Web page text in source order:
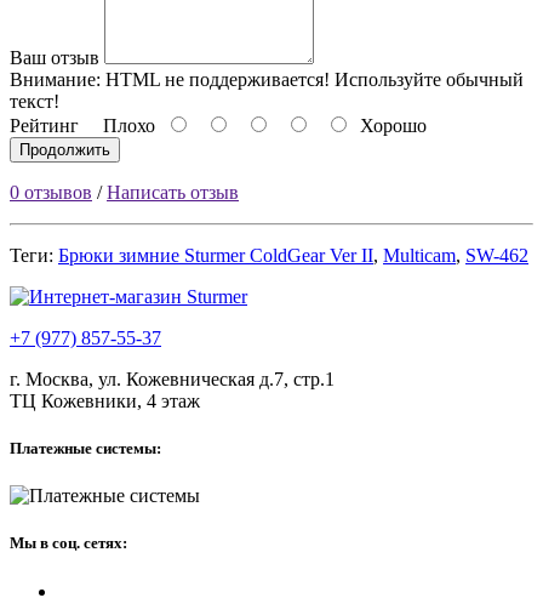
Ваш отзыв
Внимание: HTML не поддерживается! Используйте обычный
текст!
Рейтинг Плохо Хорошо
Продолжить
0 отзывов /Написать отзыв
Теги: Брюки зимние Sturmer ColdGear Ver II, Multicam, SW-462
+7 (977) 857-55-37
г. Москва, ул. Кожевническая д.7, стр.1
ТЦ Кожевники, 4 этаж
Платежные системы:
Мы в соц. сетях: